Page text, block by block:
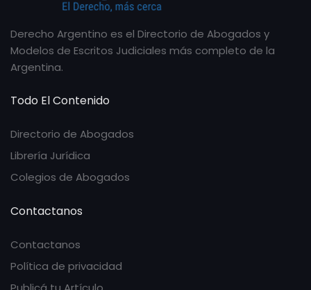
Derecho Argentino es el Directorio de Abogados y
Modelos de Escritos Judiciales más completo de la
Argentina.
Todo El Contenido
Directorio de Abogados
Librería Jurídica
Colegios de Abogados
Contactanos
Contactanos
Política de privacidad